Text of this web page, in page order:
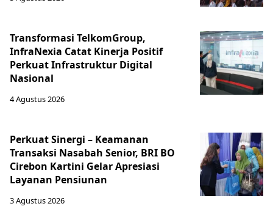
Transformasi TelkomGroup,
InfraNexia Catat Kinerja Positif
Perkuat Infrastruktur Digital
Nasional
4 Agustus 2026
Perkuat Sinergi – Keamanan
Transaksi Nasabah Senior, BRI BO
Cirebon Kartini Gelar Apresiasi
Layanan Pensiunan
3 Agustus 2026